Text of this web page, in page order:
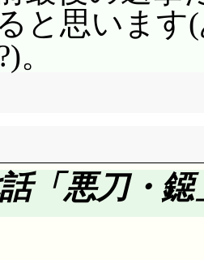
茶だった
るいは他の
達といの達
その結論
違)。あ, 雨
んじゃな
ているチ
て恐くな
できなか
振られる
峙するより
と思ったら,
て1本折る
め柔歩双獅
世界を作る
まで発生し,
した。綱
封印が発
破壊。儚
壊って, 火
!? もうこれ
と思います
。
「悪刀・鐚